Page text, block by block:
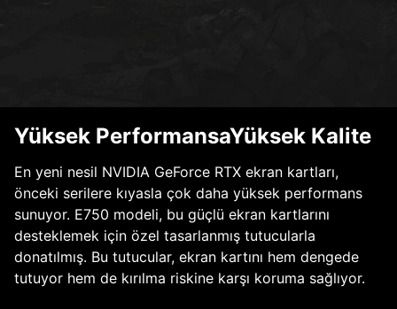
Yüksek PerformansaYüksek Kalite
En yeni nesil NVIDIA GeForce RTX ekran kartları,
önceki serilere kıyasla çok daha yüksek performans
sunuyor. E750 modeli, bu güçlü ekran kartlarını
desteklemek için özel tasarlanmış tutucularla
donatılmış. Bu tutucular, ekran kartını hem dengede
tutuyor hem de kırılma riskine karşı koruma sağlıyor.